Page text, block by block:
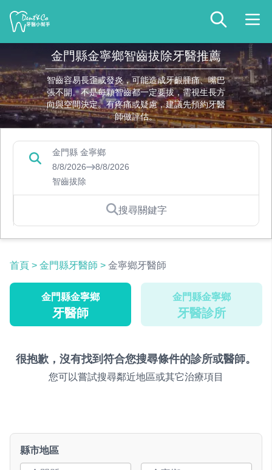
金門縣金寧鄉智齒拔除牙醫推薦
智齒容易長歪或發炎，可能造成牙齦腫痛、嘴巴
張不開。不是每顆智齒都一定要拔，需視生長方
向與空間決定。有疼痛或疑慮，建議先預約牙醫
師做評估。
金門縣 金寧鄉
8/8/2026
8/8/2026
智齒拔除
搜尋關鍵字
首頁 > 金門縣牙醫師 > 金寧鄉牙醫師
金門縣金寧鄉
牙醫師
金門縣金寧鄉
牙醫診所
很抱歉，沒有找到符合您搜尋條件的診所或醫師。
您可以嘗試搜尋鄰近地區或其它治療項目
縣市地區